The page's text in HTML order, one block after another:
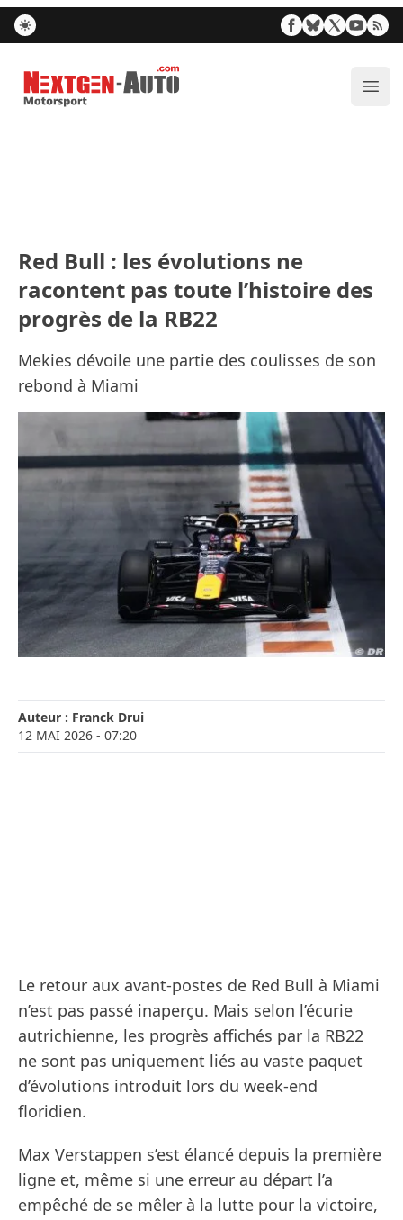
Nextgen-Auto.com
Red Bull : les évolutions ne
racontent pas toute l’histoire des
progrès de la RB22
Mekies dévoile une partie des coulisses de son
rebond à Miami
Auteur : Franck Drui
12 MAI 2026 - 07:20
Le retour aux avant-postes de Red Bull à Miami
n’est pas passé inaperçu. Mais selon l’écurie
autrichienne, les progrès affichés par la RB22
ne sont pas uniquement liés au vaste paquet
d’évolutions introduit lors du week-end
floridien.
Max Verstappen s’est élancé depuis la première
ligne et, même si une erreur au départ l’a
empêché de se mêler à la lutte pour la victoire,